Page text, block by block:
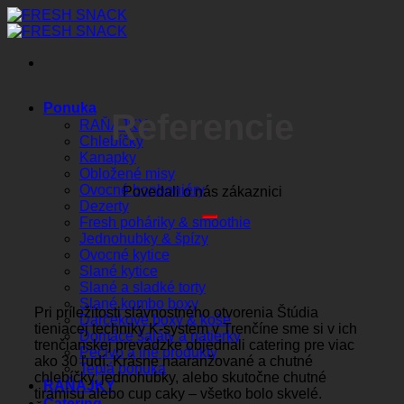
Preskočiť
na
Ponuka
RAŇAJKY
Chlebíčky
Kanapky
Obložené misy
Ovocné bonboniéry
Dezerty
Fresh poháriky & smoothie
Jednohubky & špízy
Ovocné kytice
Slané kytice
Slané a sladké torty
Slané kombo boxy
Darčekové boxy & koše
Domáce šaláty a nátierky
Pečivo a iné produkty
Teplá ponuka
RAŇAJKY
Referencie
Povedali o nás zákaznici
Pri príležitosti slávnostného otvorenia Štúdia
tieniacej techniky K-system v Trenčíne sme si v ich
trenčianskej prevádzke objednali catering pre viac
ako 30 ľudí. Krásne naaranžované a chutné
chlebíčky, jednohubky, alebo skutočne chutné
tiramisu alebo cup caky – všetko bolo skvelé.